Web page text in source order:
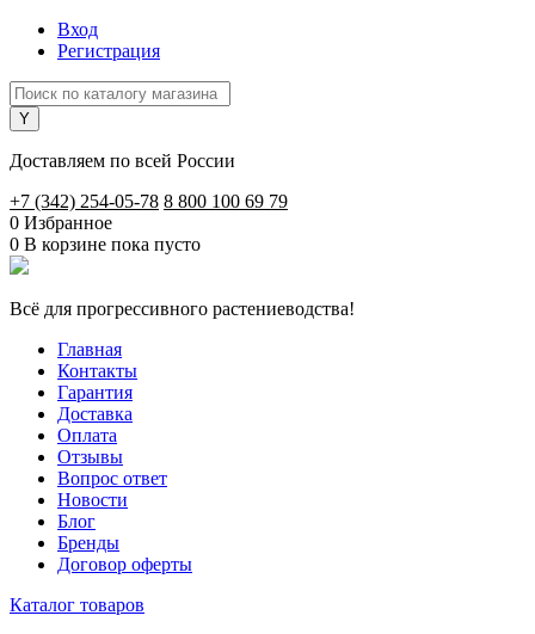
Вход
Регистрация
Доставляем по всей России
+7 (342) 254-05-78 8 800 100 69 79
0 Избранное
0 В корзине пока пусто
Всё для прогрессивного растениеводства!
Главная
Контакты
Гарантия
Доставка
Оплата
Отзывы
Вопрос ответ
Новости
Блог
Бренды
Договор оферты
Каталог товаров